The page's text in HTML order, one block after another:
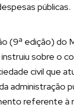
públicas.
(9ª edição) do
sobre o
civil que
administração
referente